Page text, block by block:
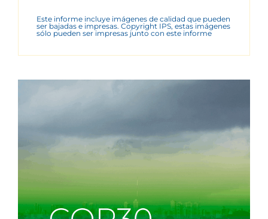
Este informe incluye imágenes de calidad que pueden
ser bajadas e impresas. Copyright IPS, estas imágenes
sólo pueden ser impresas junto con este informe